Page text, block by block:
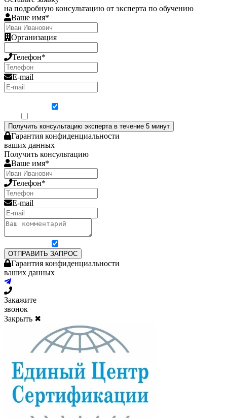
на подробную консультацию от эксперта по обучению
Ваше имя*
Организация
Телефон*
E-mail
Получить консультацию эксперта в течение 5 минут
Гарантия конфиденциальности
ваших данных
Получить консультацию
Ваше имя*
Телефон*
E-mail
ОТПРАВИТЬ ЗАПРОС
Гарантия конфиденциальности
ваших данных
Закажите
звонок
Закрыть ✖